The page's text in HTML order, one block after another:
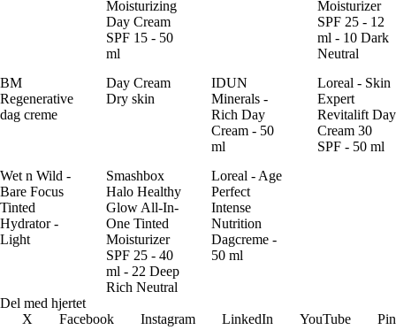
Moisturizing
Day Cream
SPF 15 - 50
ml
Moisturizer
SPF 25 - 12
ml - 10 Dark
Neutral
BM
Regenerative
dag creme
Day Cream
Dry skin
IDUN
Minerals -
Rich Day
Cream - 50
ml
Loreal - Skin
Expert
Revitalift Day
Cream 30
SPF - 50 ml
Wet n Wild -
Bare Focus
Tinted
Hydrator -
Light
Smashbox
Halo Healthy
Glow All-In-
One Tinted
Moisturizer
SPF 25 - 40
ml - 22 Deep
Rich Neutral
Loreal - Age
Perfect
Intense
Nutrition
Dagcreme -
50 ml
Del med hjertet
X
Facebook Instagram LinkedIn YouTube